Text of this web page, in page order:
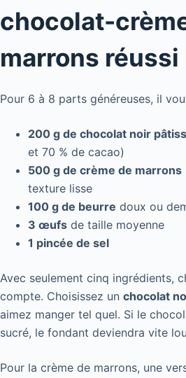
chocolat-
marrons réussi
Pour 6 à 8 parts généreuses, il
200 g de chocolat noir
et 70 % de cacao)
500 g de crème de marrons
texture lisse
100 g de beurre doux ou
3 œufs de taille moyenne
1 pincée de sel
Avec seulement cinq ingrédients,
compte. Choisissez un chocolat
aimez manger tel quel. Si le
sucré, le fondant deviendra vite
Pour la crème de marrons, une